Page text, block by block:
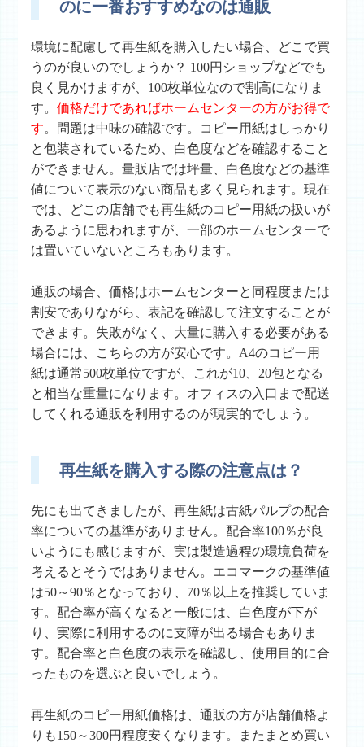
のに一番おすすめなのは通販
環境に配慮して再生紙を購入したい場合、どこで買
うのが良いのでしょうか？ 100円ショップなどでも
良く見かけますが、100枚単位なので割高になりま
す。価格だけであればホームセンターの方がお得で
す。問題は中味の確認です。コピー用紙はしっかり
と包装されているため、白色度などを確認すること
ができません。量販店では坪量、白色度などの基準
値について表示のない商品も多く見られます。現在
では、どこの店舗でも再生紙のコピー用紙の扱いが
あるように思われますが、一部のホームセンターで
は置いていないところもあります。
通販の場合、価格はホームセンターと同程度または
割安でありながら、表記を確認して注文することが
できます。失敗がなく、大量に購入する必要がある
場合には、こちらの方が安心です。A4のコピー用
紙は通常500枚単位ですが、これが10、20包となる
と相当な重量になります。オフィスの入口まで配送
してくれる通販を利用するのが現実的でしょう。
再生紙を購入する際の注意点は？
先にも出てきましたが、再生紙は古紙パルプの配合
率についての基準がありません。配合率100％が良
いようにも感じますが、実は製造過程の環境負荷を
考えるとそうではありません。エコマークの基準値
は50～90％となっており、70％以上を推奨していま
す。配合率が高くなると一般には、白色度が下が
り、実際に利用するのに支障が出る場合もありま
す。配合率と白色度の表示を確認し、使用目的に合
ったものを選ぶと良いでしょう。
再生紙のコピー用紙価格は、通販の方が店舗価格よ
りも150～300円程度安くなります。またまとめ買い